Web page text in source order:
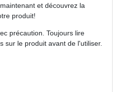
et découvrez la
produit!
précaution. Toujours lire
sur le produit avant de l'utiliser.